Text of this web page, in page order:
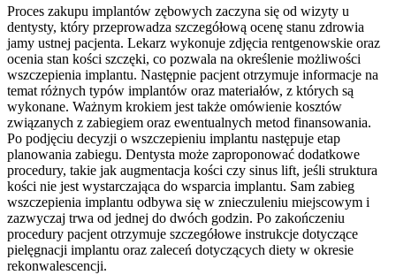
Proces zakupu implantów zębowych zaczyna się od wizyty u
dentysty, który przeprowadza szczegółową ocenę stanu zdrowia
jamy ustnej pacjenta. Lekarz wykonuje zdjęcia rentgenowskie oraz
ocenia stan kości szczęki, co pozwala na określenie możliwości
wszczepienia implantu. Następnie pacjent otrzymuje informacje na
temat różnych typów implantów oraz materiałów, z których są
wykonane. Ważnym krokiem jest także omówienie kosztów
związanych z zabiegiem oraz ewentualnych metod finansowania.
Po podjęciu decyzji o wszczepieniu implantu następuje etap
planowania zabiegu. Dentysta może zaproponować dodatkowe
procedury, takie jak augmentacja kości czy sinus lift, jeśli struktura
kości nie jest wystarczająca do wsparcia implantu. Sam zabieg
wszczepienia implantu odbywa się w znieczuleniu miejscowym i
zazwyczaj trwa od jednej do dwóch godzin. Po zakończeniu
procedury pacjent otrzymuje szczegółowe instrukcje dotyczące
pielęgnacji implantu oraz zaleceń dotyczących diety w okresie
rekonwalescencji.